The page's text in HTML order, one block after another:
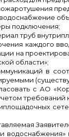
подключения;
труб
каждого
на
области»;
в
с АО